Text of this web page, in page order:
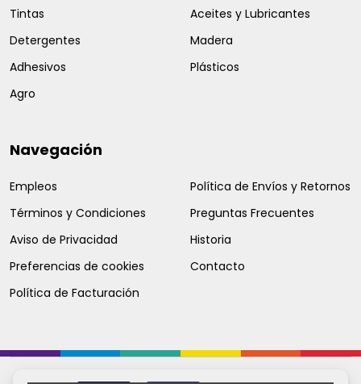
Tintas
Detergentes
Adhesivos
Agro
Aceites y Lubricantes
Madera
Plásticos
Navegación
Empleos
Términos y Condiciones
Aviso de Privacidad
Preferencias de cookies
Política de Facturación
Política de Envíos y Retornos
Preguntas Frecuentes
Historia
Contacto